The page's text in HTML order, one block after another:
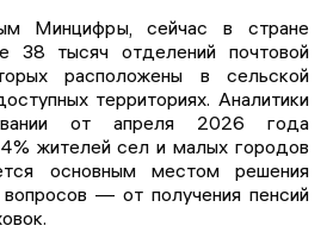
Минцифры, сейчас в стране
38 тысяч отделений почтовой
расположены в сельской
территориях. Аналитики
от апреля 2026 года
жителей сел и малых городов
основным местом решения
— от получения пенсий